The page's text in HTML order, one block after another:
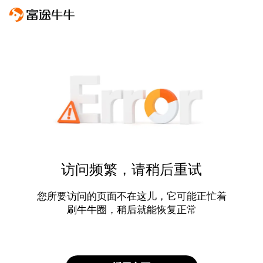
访问频繁，请稍后重试
您所要访问的页面不在这儿，它可能正忙着
刷牛牛圈，稍后就能恢复正常